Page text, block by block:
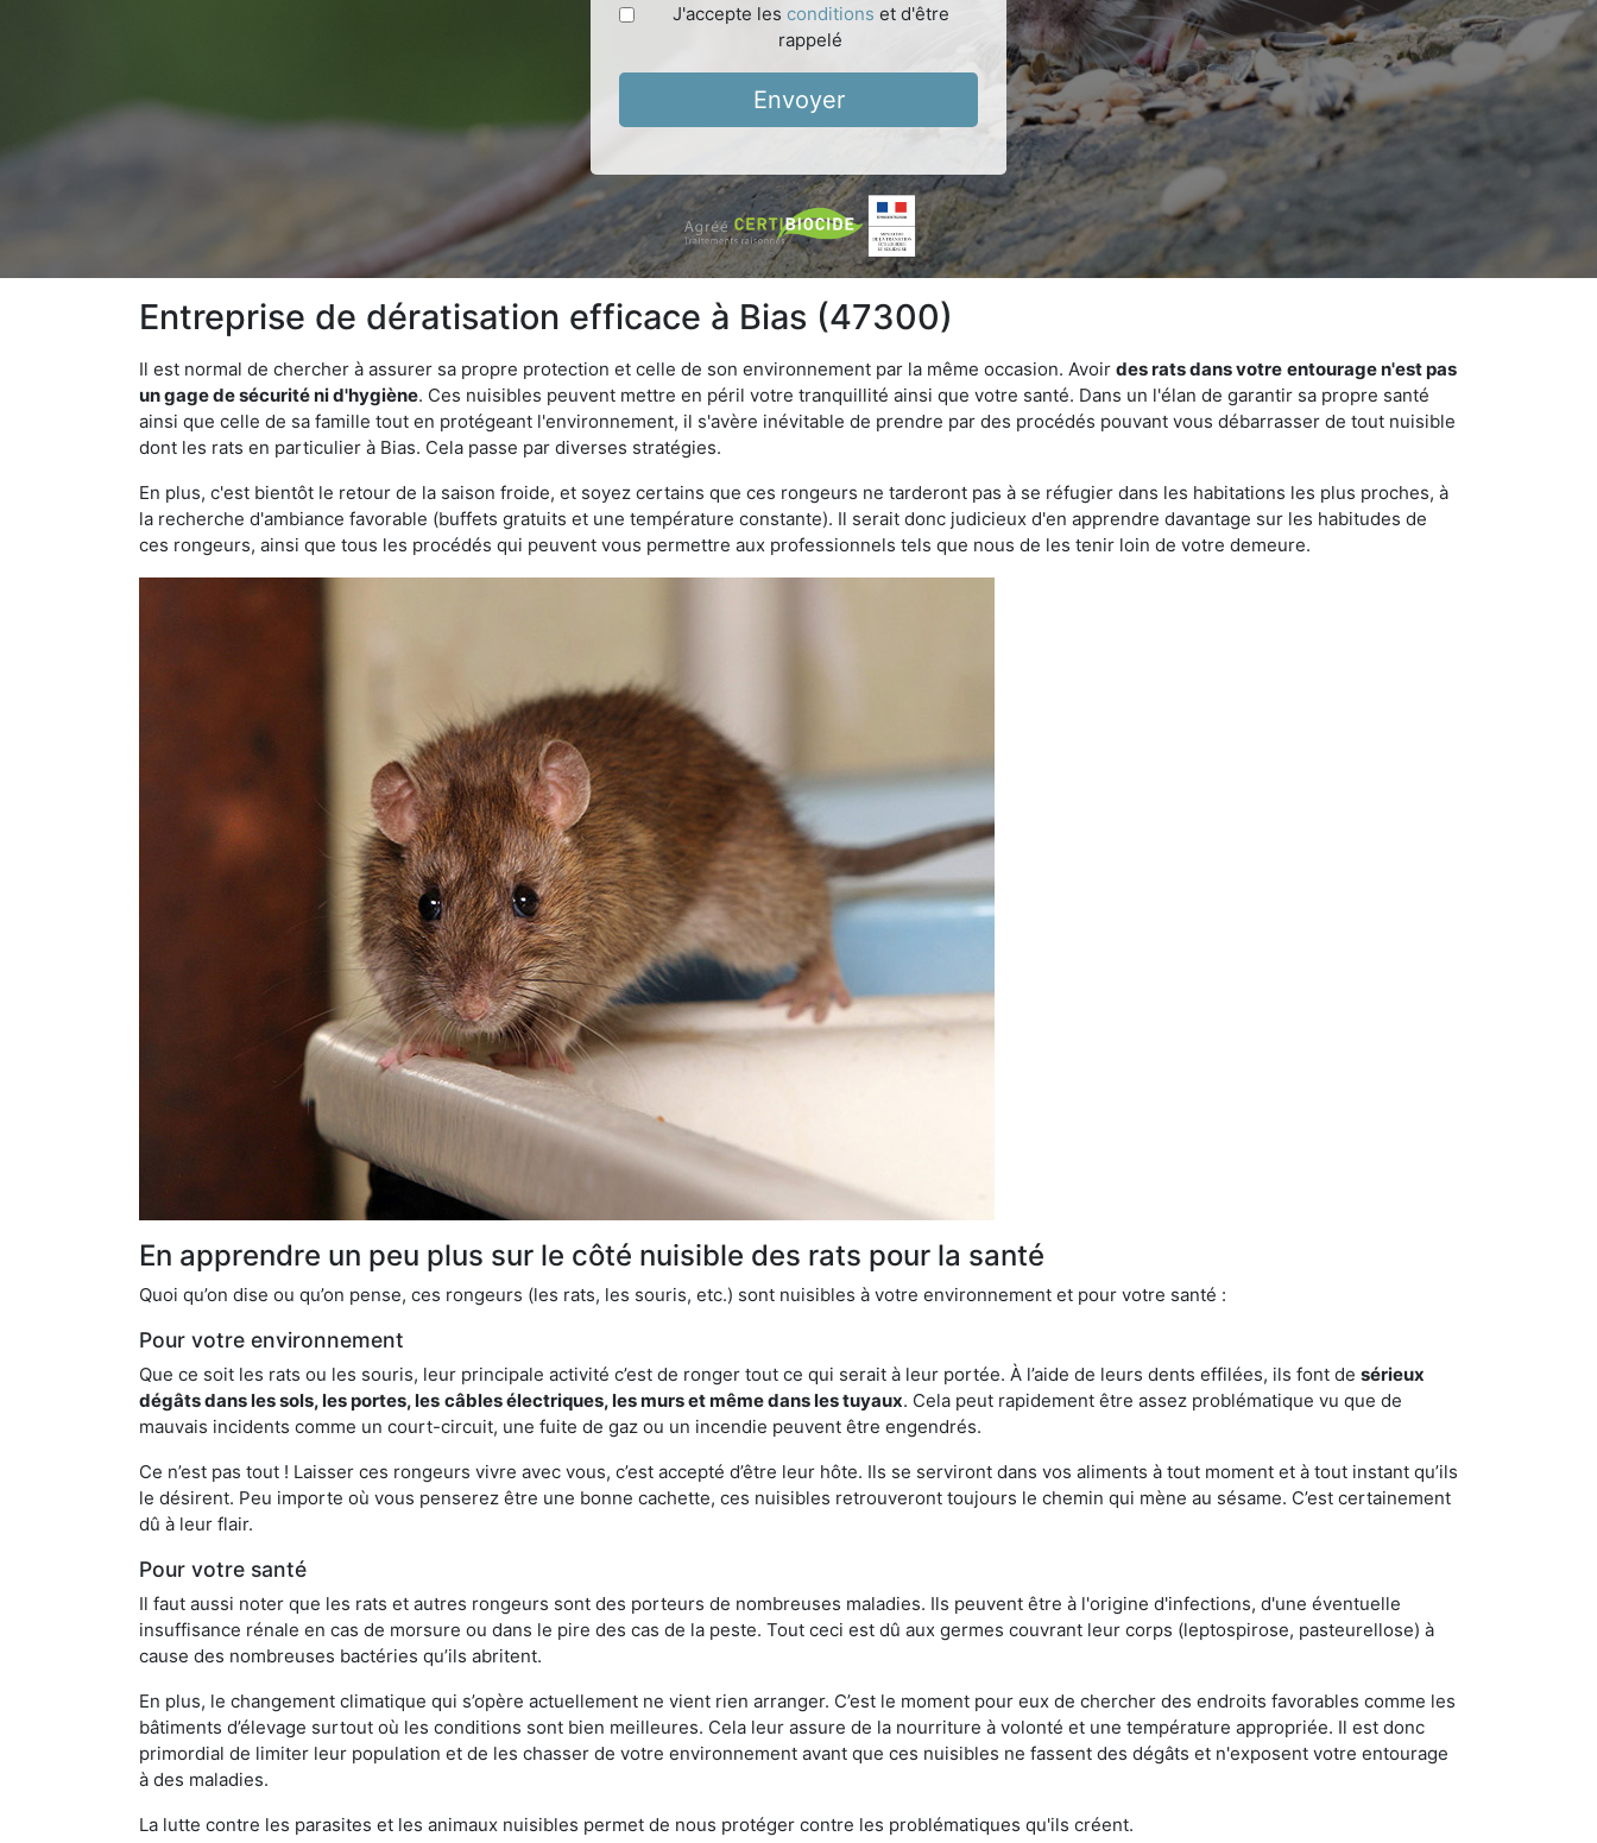
J'accepte les conditions et d'être
rappelé
Envoyer
Entreprise de dératisation efficace à Bias (47300)
Il est normal de chercher à assurer sa propre protection et celle de son environnement par la même occasion. Avoir des rats dans votre entourage n'est pas
un gage de sécurité ni d'hygiène. Ces nuisibles peuvent mettre en péril votre tranquillité ainsi que votre santé. Dans un l'élan de garantir sa propre santé
ainsi que celle de sa famille tout en protégeant l'environnement, il s'avère inévitable de prendre par des procédés pouvant vous débarrasser de tout nuisible
dont les rats en particulier à Bias. Cela passe par diverses stratégies.
En plus, c'est bientôt le retour de la saison froide, et soyez certains que ces rongeurs ne tarderont pas à se réfugier dans les habitations les plus proches, à
la recherche d'ambiance favorable (buffets gratuits et une température constante). Il serait donc judicieux d'en apprendre davantage sur les habitudes de
ces rongeurs, ainsi que tous les procédés qui peuvent vous permettre aux professionnels tels que nous de les tenir loin de votre demeure.
En apprendre un peu plus sur le côté nuisible des rats pour la santé
Quoi qu’on dise ou qu’on pense, ces rongeurs (les rats, les souris, etc.) sont nuisibles à votre environnement et pour votre santé :
Pour votre environnement
Que ce soit les rats ou les souris, leur principale activité c’est de ronger tout ce qui serait à leur portée. À l’aide de leurs dents effilées, ils font de sérieux
dégâts dans les sols, les portes, les câbles électriques, les murs et même dans les tuyaux. Cela peut rapidement être assez problématique vu que de
mauvais incidents comme un court-circuit, une fuite de gaz ou un incendie peuvent être engendrés.
Ce n’est pas tout ! Laisser ces rongeurs vivre avec vous, c’est accepté d’être leur hôte. Ils se serviront dans vos aliments à tout moment et à tout instant qu’ils
le désirent. Peu importe où vous penserez être une bonne cachette, ces nuisibles retrouveront toujours le chemin qui mène au sésame. C’est certainement
dû à leur flair.
Pour votre santé
Il faut aussi noter que les rats et autres rongeurs sont des porteurs de nombreuses maladies. Ils peuvent être à l'origine d'infections, d'une éventuelle
insuffisance rénale en cas de morsure ou dans le pire des cas de la peste. Tout ceci est dû aux germes couvrant leur corps (leptospirose, pasteurellose) à
cause des nombreuses bactéries qu’ils abritent.
En plus, le changement climatique qui s’opère actuellement ne vient rien arranger. C’est le moment pour eux de chercher des endroits favorables comme les
bâtiments d’élevage surtout où les conditions sont bien meilleures. Cela leur assure de la nourriture à volonté et une température appropriée. Il est donc
primordial de limiter leur population et de les chasser de votre environnement avant que ces nuisibles ne fassent des dégâts et n'exposent votre entourage
à des maladies.
La lutte contre les parasites et les animaux nuisibles permet de nous protéger contre les problématiques qu'ils créent.